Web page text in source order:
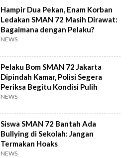
Hampir Dua Pekan, Enam Korban
Ledakan SMAN 72 Masih Dirawat:
Bagaimana dengan Pelaku?
NEWS
Pelaku Bom SMAN 72 Jakarta
Dipindah Kamar, Polisi Segera
Periksa Begitu Kondisi Pulih
NEWS
Siswa SMAN 72 Bantah Ada
Bullying di Sekolah: Jangan
Termakan Hoaks
NEWS